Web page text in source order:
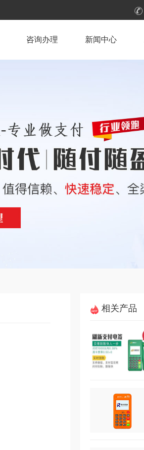
咨询办理 新闻中心
相关产品